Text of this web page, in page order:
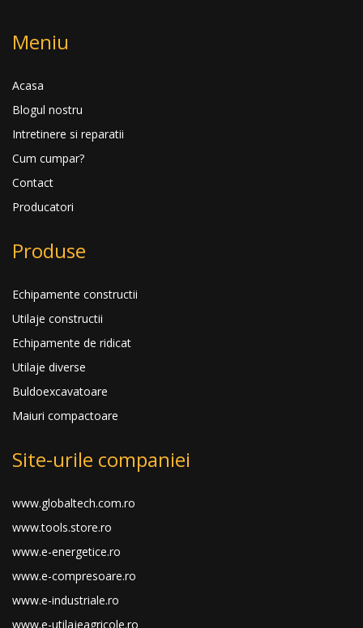
Meniu
Acasa
Blogul nostru
Intretinere si reparatii
Cum cumpar?
Contact
Producatori
Produse
Echipamente constructii
Utilaje constructii
Echipamente de ridicat
Utilaje diverse
Buldoexcavatoare
Maiuri compactoare
Site-urile companiei
www.globaltech.com.ro
www.tools.store.ro
www.e-energetice.ro
www.e-compresoare.ro
www.e-industriale.ro
www.e-utilajeagricole.ro